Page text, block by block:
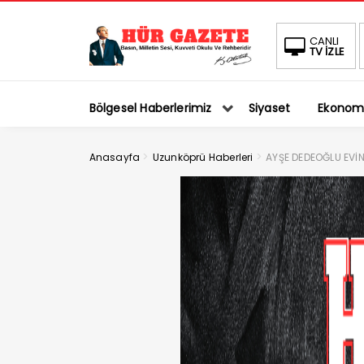
CANLI
TV İZLE
Bölgesel Haberlerimiz Siyaset
Anasayfa > Uzunköprü Haberleri >AYŞE DEDEOĞLU